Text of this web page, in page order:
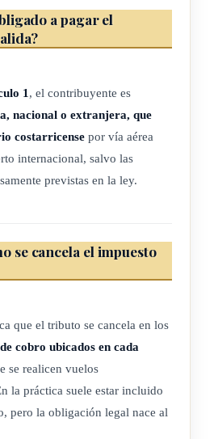
según lo previsto en el
Reprimir y Sancionar la Trata de
Mujeres yNiños, y el Protocolo
la Convención de las Naciones
Organizada Transnacional,
de la Coalición Nacional
de Migrantes y Trata de Personas.
del personal policial en los
los aeropuertos internacionales,
internacionales, repuestos,
en Seguridad de la Aviación Civil
y otras de naturaleza técnica
de financiar las labores de protección
en el espacio aéreo.
a pagar el
1 , el contribuyente es
nacional o extranjera, que
costarricense por vía aérea
internacional, salvo las
previstas en la ley.
se cancela el impuesto
que el tributo se cancela en los
cobro ubicados en cada
se realicen vuelos
la práctica suele estar incluido
pero la obligación legal nace al